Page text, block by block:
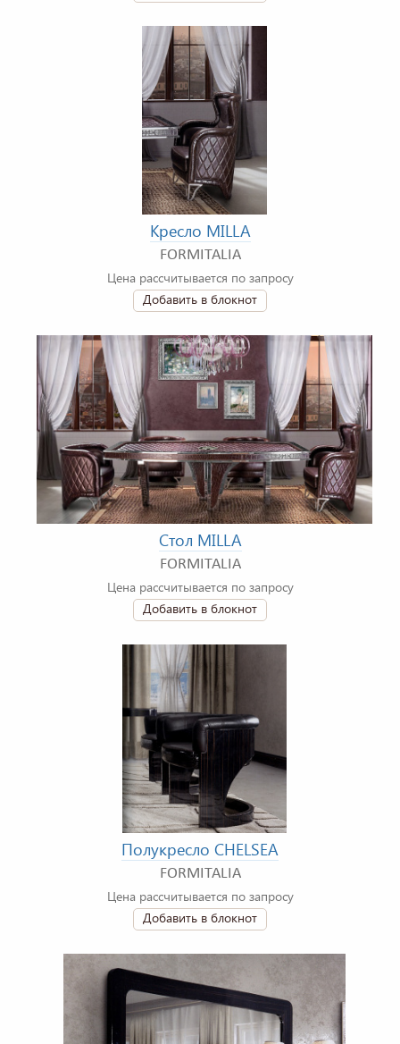
Кресло MILLA
FORMITALIA
Цена рассчитывается по запросу
Добавить в блокнот
Стол MILLA
FORMITALIA
Цена рассчитывается по запросу
Добавить в блокнот
Полукресло CHELSEA
FORMITALIA
Цена рассчитывается по запросу
Добавить в блокнот